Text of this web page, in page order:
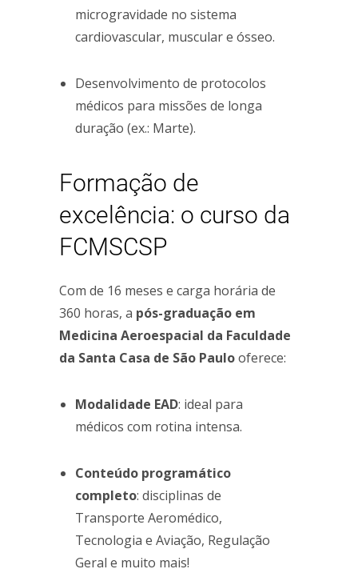
microgravidade no sistema
cardiovascular, muscular e ósseo.
Desenvolvimento de protocolos
médicos para missões de longa
duração (ex.: Marte).
Formação de
excelência: o curso da
FCMSCSP
Com de 16 meses e carga horária de
360 horas, a pós-graduação em
Medicina Aeroespacial da Faculdade
da Santa Casa de São Paulooferece:
Modalidade EAD: ideal para
médicos com rotina intensa.
Conteúdo programático
completo: disciplinas de
Transporte Aeromédico,
Tecnologia e Aviação, Regulação
Geral e muito mais!